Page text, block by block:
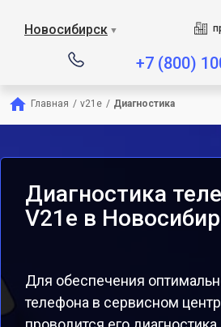
Новосибирск ▼
+7 (800)
Главная / v21e / Диагностика
Диагностика
V21e в
Для обеспечения
телефона в сервисном